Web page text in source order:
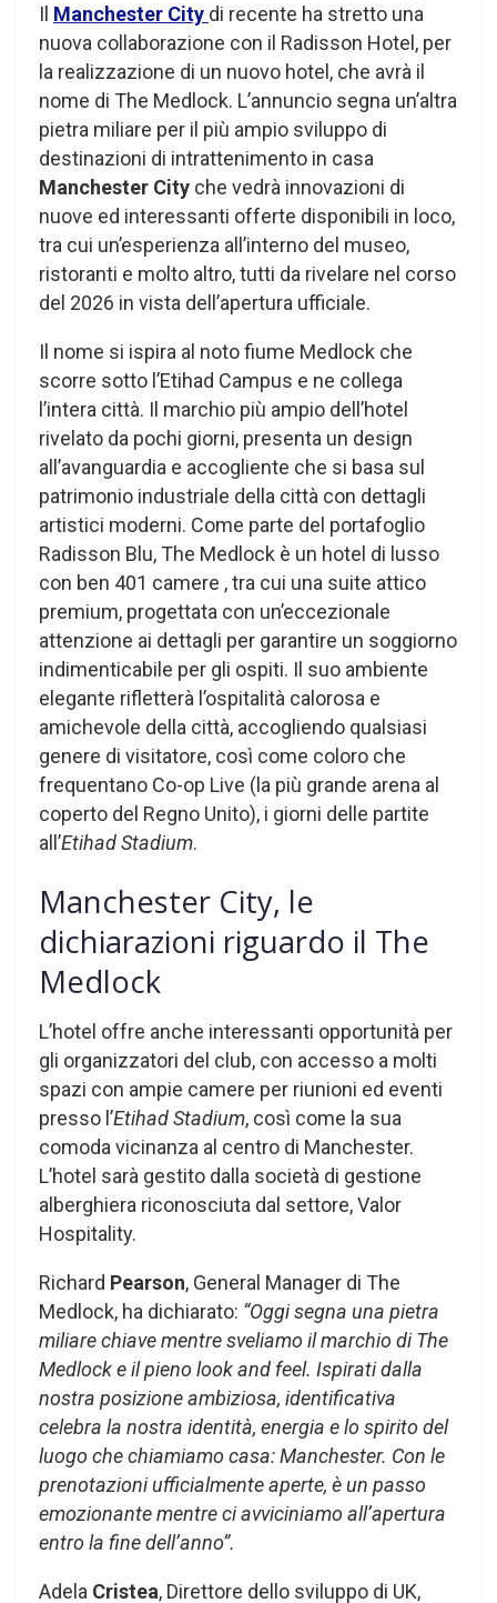
Il Manchester City di recente ha stretto una
nuova collaborazione con il Radisson Hotel, per
la realizzazione di un nuovo hotel, che avrà il
nome di The Medlock. L’annuncio segna un’altra
pietra miliare per il più ampio sviluppo di
destinazioni di intrattenimento in casa
Manchester City che vedrà innovazioni di
nuove ed interessanti offerte disponibili in loco,
tra cui un’esperienza all’interno del museo,
ristoranti e molto altro, tutti da rivelare nel corso
del 2026 in vista dell’apertura ufficiale.
Il nome si ispira al noto fiume Medlock che
scorre sotto l’Etihad Campus e ne collega
l’intera città. Il marchio più ampio dell’hotel
rivelato da pochi giorni, presenta un design
all’avanguardia e accogliente che si basa sul
patrimonio industriale della città con dettagli
artistici moderni. Come parte del portafoglio
Radisson Blu, The Medlock è un hotel di lusso
con ben 401 camere , tra cui una suite attico
premium, progettata con un’eccezionale
attenzione ai dettagli per garantire un soggiorno
indimenticabile per gli ospiti. Il suo ambiente
elegante rifletterà l’ospitalità calorosa e
amichevole della città, accogliendo qualsiasi
genere di visitatore, così come coloro che
frequentano Co-op Live (la più grande arena al
coperto del Regno Unito), i giorni delle partite
all’Etihad Stadium.
Manchester City, le
dichiarazioni riguardo il The
Medlock
L’hotel offre anche interessanti opportunità per
gli organizzatori del club, con accesso a molti
spazi con ampie camere per riunioni ed eventi
presso l’Etihad Stadium, così come la sua
comoda vicinanza al centro di Manchester.
L’hotel sarà gestito dalla società di gestione
alberghiera riconosciuta dal settore, Valor
Hospitality.
Richard Pearson, General Manager di The
Medlock, ha dichiarato: “Oggi segna una pietra
miliare chiave mentre sveliamo il marchio di The
Medlock e il pieno look and feel. Ispirati dalla
nostra posizione ambiziosa, identificativa
celebra la nostra identità, energia e lo spirito del
luogo che chiamiamo casa: Manchester. Con le
prenotazioni ufficialmente aperte, è un passo
emozionante mentre ci avviciniamo all’apertura
entro la fine dell’anno”.
Adela Cristea, Direttore dello sviluppo di UK,